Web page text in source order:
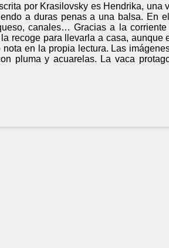
por Krasilovsky es Hendrika,
a duras penas a una balsa. En
canales… Gracias a la
recoge para llevarla a casa,
en la propia lectura. Las
pluma y acuarelas. La vaca